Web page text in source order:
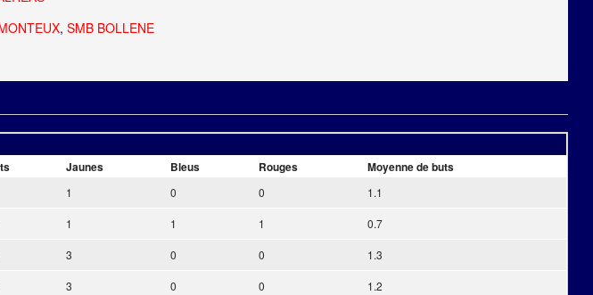
,SMB BOLLENE
Jaunes Bleus Rouges Moyenne de buts
1 0 0 1.1
1 1 1 0.7
3 0 0 1.3
3 0 0 1.2